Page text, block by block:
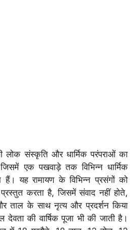
लोक संस्कृति और धार्मिक परंपराओं का
एक पखवाड़े तक विभिन्न धार्मिक
यह रामायण के विभिन्न प्रसंगों को
करता है, जिसमें संवाद नहीं होते,
ताल के साथ नृत्य और प्रदर्शन किया
देवता की वार्षिक पूजा भी की जाती है।